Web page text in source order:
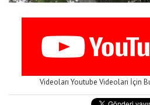
Videoları Youtube Videoları İçin